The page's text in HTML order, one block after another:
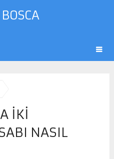
IKI
NASIL